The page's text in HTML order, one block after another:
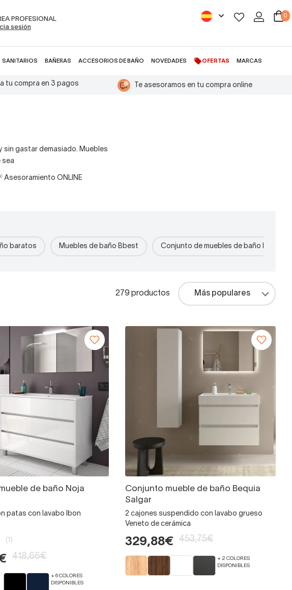
PROFESIONAL
sesión
0
SANITARIOS BAÑERAS ACCESORIOS DE BAÑO NOVEDADES OFERTAS MARCAS
tu compra en 3 pagos Te asesoramos en tu compra online
sin gastar demasiado. Muebles
sea
Asesoramiento ONLINE
baratos Muebles de baño Bbest Conjunto de muebles de baño blancos
279 productos
de baño Noja
patas con lavabo Ibon
(1)
418,66€
+ 6 COLORES
DISPONIBLES
Conjunto mueble de baño Bequia
Salgar
2 cajones suspendido con lavabo grueso
Veneto de cerámica
329,88€ 453,75€
+ 2 COLORES
DISPONIBLES